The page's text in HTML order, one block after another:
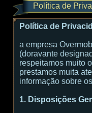
Política de
Política de
a empresa
(doravante
respeitamos muito
prestamos muita
informação sobre
1. Disposições